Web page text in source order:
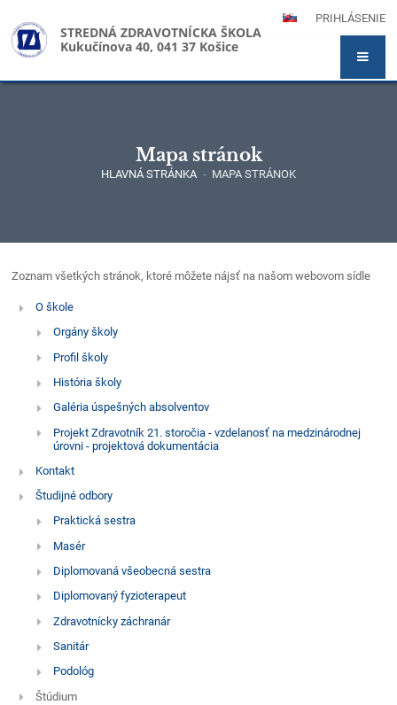
PRIHLÁSENIE
STREDNÁ ZDRAVOTNÍCKA ŠKOLA
Kukučínova 40, 041 37 Košice
Mapa stránok
HLAVNÁ STRÁNKA - MAPA STRÁNOK
Mapa
stránok
Zoznam všetkých stránok, ktoré môžete nájsť na našom webovom sídle
O škole
Orgány školy
Profil školy
História školy
Galéria úspešných absolventov
Projekt Zdravotník 21. storočia - vzdelanosť na medzinárodnej
úrovni - projektová dokumentácia
Kontakt
Študijné odbory
Praktická sestra
Masér
Diplomovaná všeobecná sestra
Diplomovaný fyzioterapeut
Zdravotnícky záchranár
Sanitár
Podológ
Štúdium